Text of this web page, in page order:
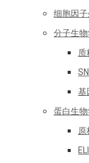
细胞因
分子生
质
基
蛋白生
原